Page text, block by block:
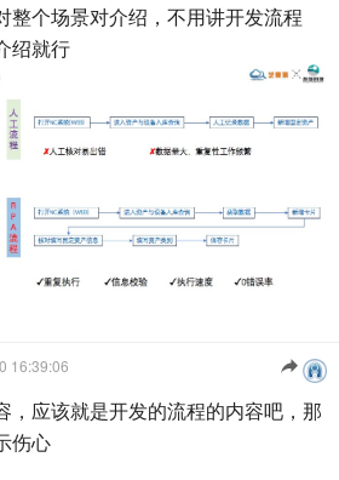
整个场景对介绍，不用讲开发流程
绍就行
16:39:06
，应该就是开发的流程的内容吧，那
伤心